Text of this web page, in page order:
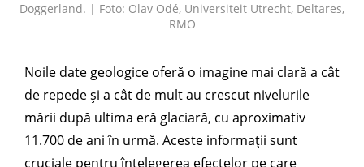
Doggerland. | Foto: Olav Odé, Universiteit Utrecht, Deltares,
RMO
Noile date geologice oferă o imagine mai clară a cât
de repede și a cât de mult au crescut nivelurile
mării după ultima eră glaciară, cu aproximativ
11.700 de ani în urmă. Aceste informații sunt
cruciale pentru înțelegerea efectelor pe care